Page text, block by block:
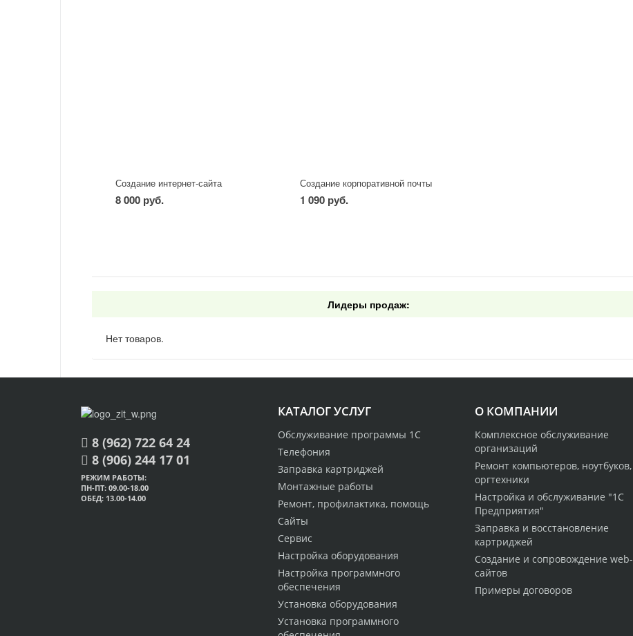
Создание интернет-сайта
8 000 руб.
Создание корпоративной почты
1 090 руб.
Лидеры продаж:
Нет товаров.
О КОМПАНИИ
Комплексное обслуживание
организаций
Ремонт компьютеров, ноутбуков,
оргтехники
Настройка и обслуживание "1С
Предприятия"
Заправка и восстановление
картриджей
Создание и сопровождение web-
сайтов
Примеры договоров
КАТАЛОГ УСЛУГ
Обслуживание программы 1С
Телефония
Заправка картриджей
Монтажные работы
Ремонт, профилактика, помощь
Сайты
Сервис
Настройка оборудования
Настройка программного
обеспечения
Установка оборудования
Установка программного
8 (962) 722 64 24
8 (906) 244 17 01
РЕЖИМ РАБОТЫ:
ПН-ПТ: 09.00-18.00
ОБЕД: 13.00-14.00